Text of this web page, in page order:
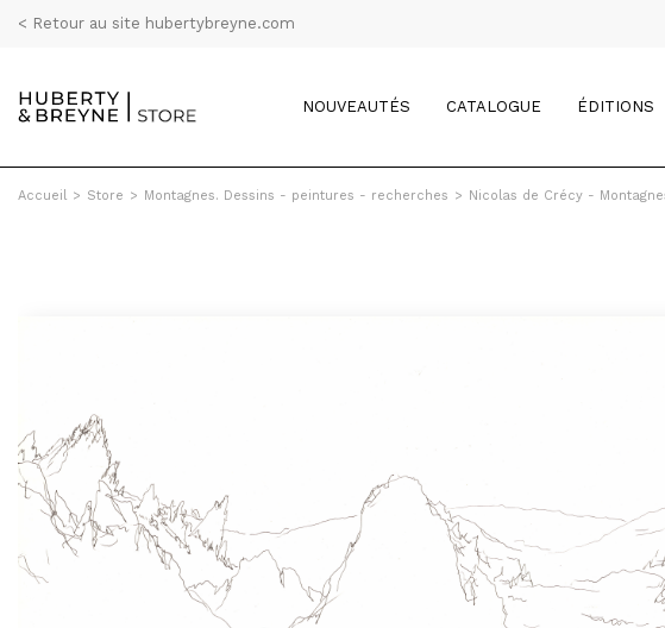
< Retour au site hubertybreyne.com
NOUVEAUTÉS CATALOGUE ÉDITIONS
Accueil > Store > Montagnes. Dessins - peintures - recherches > Nicolas de Crécy -